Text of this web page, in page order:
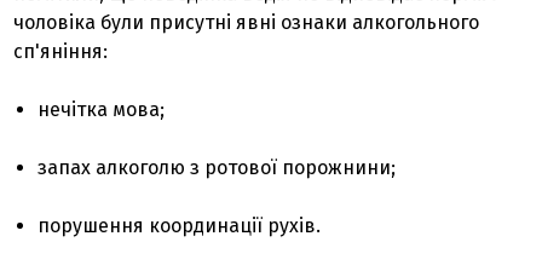
чоловіка були присутні явні ознаки алкогольного
сп'яніння:
нечітка мова;
запах алкоголю з ротової порожнини;
порушення координації рухів.